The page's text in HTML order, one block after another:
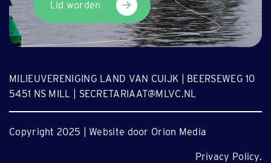
Lid worden
MILIEUVERENIGING LAND VAN CUIJK | BEERSEWEG 10
5451 NS MILL | SECRETARIAAT@MLVC.NL
Copyright 2025 | Website door Orion Media
Privacy Policy.